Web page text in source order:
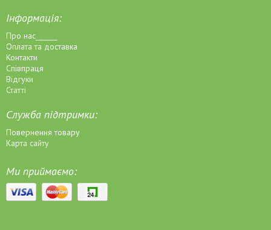
Інформація:
Про нас______
Оплата та доставка
Контакти
Співпраця
Відгуки
Статті
Служба підтримки:
Повернення товару
Карта сайту
Ми приймаємо: